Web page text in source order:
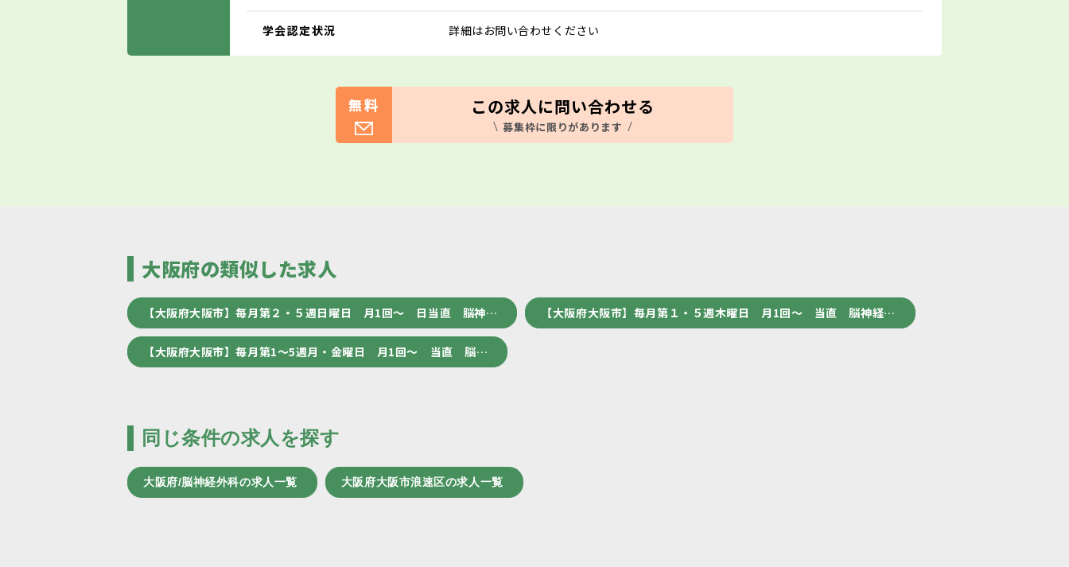
学会認定状況 詳細はお問い合わせください
無料 この求人に問い合わせる
募集枠に限りがあります
大阪府の類似した求人
【大阪府大阪市】毎月第２・５週日曜日 月1回～ 日当直 脳神… 【大阪府大阪市】毎月第１・５週木曜日 月1回～ 当直 脳神経…
【大阪府大阪市】毎月第1～5週月・金曜日 月1回～ 当直 脳…
同じ条件の求人を探す
大阪府/脳神経外科の求人一覧 大阪府大阪市浪速区の求人一覧